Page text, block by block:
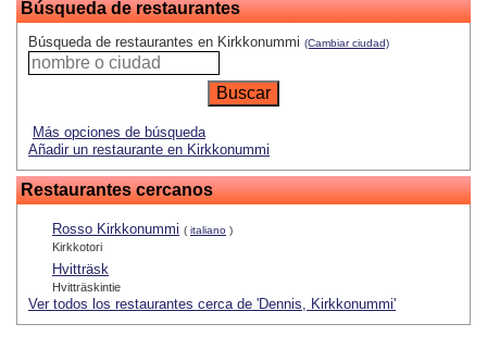
Búsqueda de restaurantes
Búsqueda de restaurantes en Kirkkonummi (Cambiar ciudad)
Más opciones de búsqueda
Añadir un restaurante en Kirkkonummi
Restaurantes cercanos
Rosso Kirkkonummi ( italiano )
Kirkkotori
Hvitträsk
Hvitträskintie
Ver todos los restaurantes cerca de 'Dennis, Kirkkonummi'